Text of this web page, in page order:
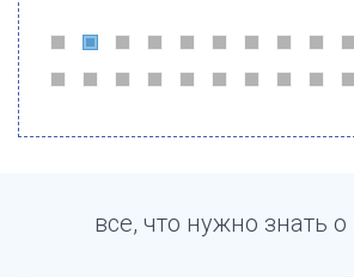
все, что нужно знать о